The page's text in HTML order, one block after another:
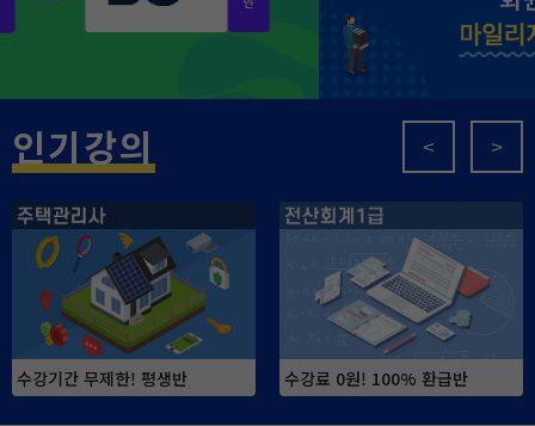
인기강의 < >
수강기간 무제한! 평생반 수강료 0원! 100% 환급반